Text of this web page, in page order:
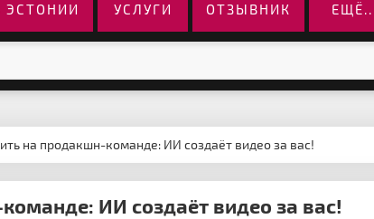
ЭСТОНИИ УСЛУГИ ОТЗЫВНИК
на продакшн-команде: ИИ создаёт видео за вас!
ИИ создаёт видео за вас!